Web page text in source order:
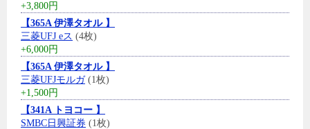
+3,800円
【365A 伊澤タオル 】
三菱UFJ eス (4枚)
+6,000円
【365A 伊澤タオル 】
三菱UFJモルガ(1枚)
+1,500円
【341A トヨコー 】
SMBC日興証券 (1枚)